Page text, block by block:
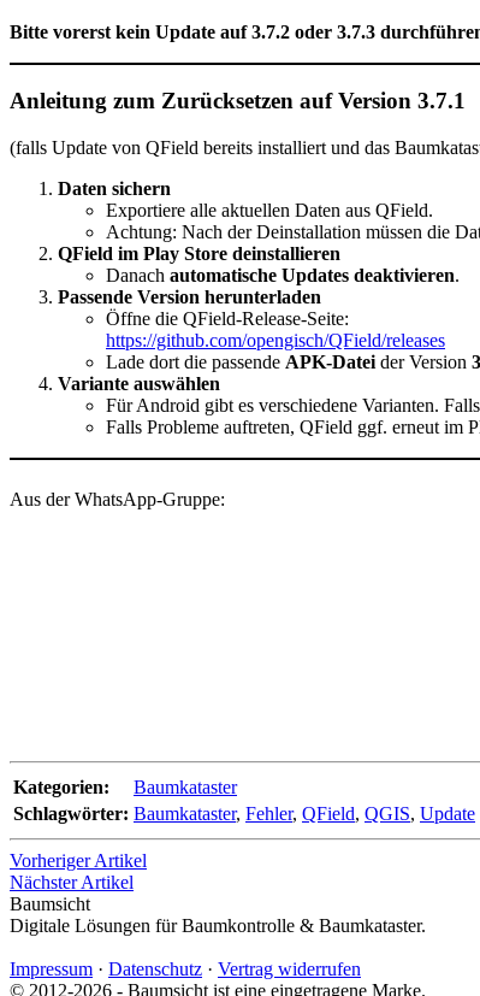
Bitte vorerst kein Update auf 3.7.2 oder 3.7.3
Anleitung zum Zurücksetzen auf Version 3.7.1
(falls Update von QField bereits installiert und das
Daten sichern
Exportiere alle aktuellen Daten aus QField.
Achtung: Nach der Deinstallation müssen die
QField im Play Store deinstallieren
Danach automatische Updates deaktivieren.
Passende Version herunterladen
Öffne die QField-Release-Seite:
https://github.com/opengisch/QField/releases
Lade dort die passende APK-Datei der Version
Variante auswählen
Für Android gibt es verschiedene Varianten.
Falls Probleme auftreten, QField ggf. erneut im
Aus der WhatsApp-Gruppe:
Kategorien:
Baumkataster
Schlagwörter: Baumkataster, Fehler, QField, QGIS, Update
Vorheriger Artikel
Nächster Artikel
Baumsicht
Digitale Lösungen für Baumkontrolle & Baumkataster.
Impressum · Datenschutz · Vertrag widerrufen
© 2012-2026 - Baumsicht ist eine eingetragene Marke.